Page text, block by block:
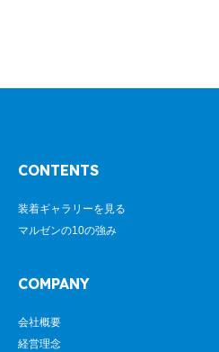
CONTENTS
装着ギャラリーを見る
マルゼンの10の強み
COMPANY
会社概要
経営理念